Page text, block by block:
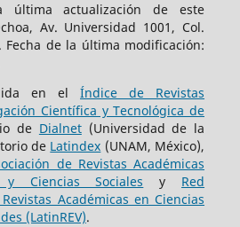
última actualización de este
Av. Universidad 1001, Col.
Fecha de la última modificación:
en elÍndice de Revistas
Científica y Tecnológica de
de Dialnet(Universidad de la
de Latindex (UNAM, México),
de Revistas Académicas
Ciencias Sociales y Red
Académicas en Ciencias
(LatinREV).